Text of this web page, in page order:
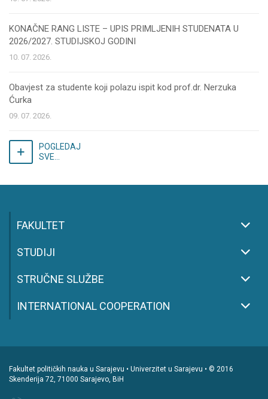
KONAČNE RANG LISTE – UPIS PRIMLJENIH STUDENATA U
2026/2027. STUDIJSKOJ GODINI
10. 07. 2026.
Obavjest za studente koji polazu ispit kod prof.dr. Nerzuka
Ćurka
09. 07. 2026.
POGLEDAJ
SVE...
FAKULTET
STUDIJI
STRUČNE SLUŽBE
INTERNATIONAL COOPERATION
Fakultet političkih nauka u Sarajevu • Univerzitet u Sarajevu • © 2016
Skenderija 72, 71000 Sarajevo, BiH